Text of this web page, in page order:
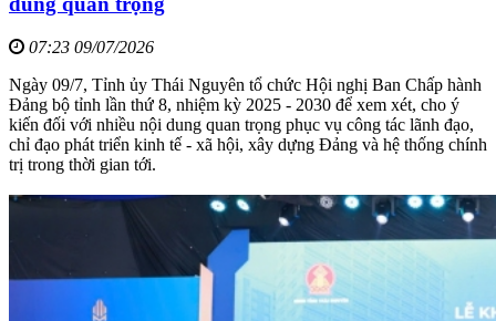
07:23 09/07/2026
Ngày 09/7, Tỉnh ủy Thái Nguyên tổ chức Hội nghị Ban Chấp hành
Đảng bộ tỉnh lần thứ 8, nhiệm kỳ 2025 - 2030 để xem xét, cho ý
kiến đối với nhiều nội dung quan trọng phục vụ công tác lãnh đạo,
chỉ đạo phát triển kinh tế - xã hội, xây dựng Đảng và hệ thống chính
trị trong thời gian tới.